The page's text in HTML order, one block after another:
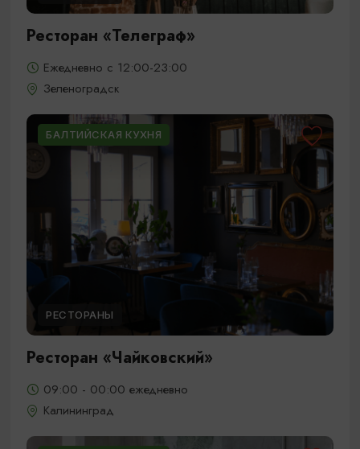
Ресторан «Телеграф»
Ежедневно с 12:00-23:00
Зеленоградск
БАЛТИЙСКАЯ КУХНЯ
РЕСТОРАНЫ
Ресторан «Чайковский»
09:00 - 00:00 ежедневно
Калининград